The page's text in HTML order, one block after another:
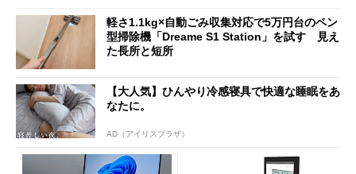
軽さ1.1kg×自動ごみ収集対応で5万円台のペン
型掃除機「Dreame S1 Station」を試す 見え
た長所と短所
【大人気】ひんやり冷感寝具で快適な睡眠をあ
なたに。
AD（アイリスプラザ）